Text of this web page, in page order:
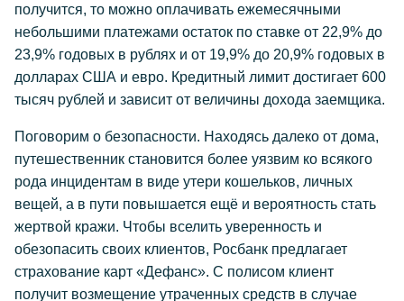
получится, то можно оплачивать ежемесячными
небольшими платежами остаток по ставке от 22,9% до
23,9% годовых в рублях и от 19,9% до 20,9% годовых в
долларах США и евро. Кредитный лимит достигает 600
тысяч рублей и зависит от величины дохода заемщика.
Поговорим о безопасности. Находясь далеко от дома,
путешественник становится более уязвим ко всякого
рода инцидентам в виде утери кошельков, личных
вещей, а в пути повышается ещё и вероятность стать
жертвой кражи. Чтобы вселить уверенность и
обезопасить своих клиентов, Росбанк предлагает
страхование карт «Дефанс». С полисом клиент
получит возмещение утраченных средств в случае